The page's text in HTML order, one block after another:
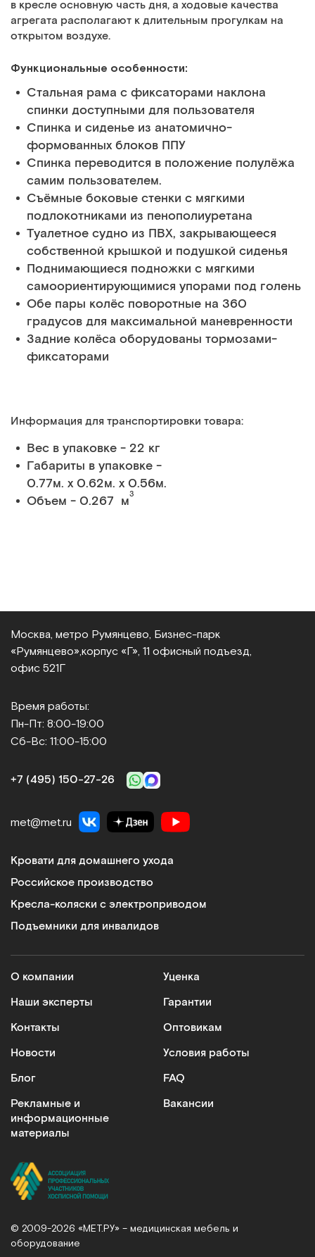
в кресле основную часть дня, а ходовые качества
агрегата располагают к длительным прогулкам на
открытом воздухе.
Функциональные особенности:
Стальная рама с фиксаторами наклона
спинки доступными для пользователя
Спинка и сиденье из анатомично-
формованных блоков ППУ
Спинка переводится в положение полулёжа
самим пользователем.
Съёмные боковые стенки с мягкими
подлокотниками из пенополиуретана
Туалетное судно из ПВХ, закрывающееся
собственной крышкой и подушкой сиденья
Поднимающиеся подножки с мягкими
самоориентирующимися упорами под голень
Обе пары колёс поворотные на 360
градусов для максимальной маневренности
Задние колёса оборудованы тормозами-
фиксаторами
Информация для транспортировки товара:
Вес в упаковке - 22 кг
Габариты в упаковке -
0.77м. x 0.62м. x 0.56м.
Объем - 0.267 м3
Москва, метро Румянцево, Бизнес‑парк
«Румянцево», корпус «Г», 11 офисный подъезд,
офис 521Г
Время работы:
Пн-Пт: 8:00-19:00
Сб-Вс: 11:00-15:00
+7 (495) 150‑27‑26
met@met.ru
Кровати для домашнего ухода
Российское производство
Кресла-коляски с электроприводом
Подъемники для инвалидов
О компании
Наши эксперты
Контакты
Новости
Блог
Рекламные и
информационные
материалы
Уценка
Гарантии
Оптовикам
Условия работы
FAQ
Вакансии
© 2009-2026 «МЕТ.РУ» – медицинская мебель и
оборудование